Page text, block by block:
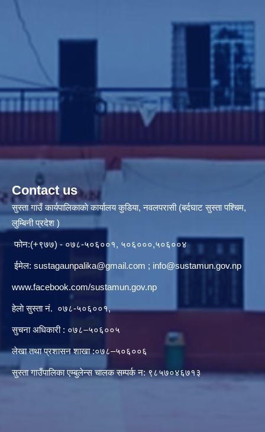
Contact us
सुस्ता गाउँ कार्यपालिकाकाे कार्यालय कुडिया, नवलपरासी (बर्दघाट सुस्ता पश्चिम,
लुम्बिनी प्रदेश )
फोन:(+९७७) - ०७८-५०६००१, ५०६०००,५०६००४
ईमेल: sustagaunpalika@gmail.com ; info@sustamun.gov.np
www.facebook.com/sustamun.gov.np
हेलाे सुस्ता नं. ०७८-५०६००१,
सुचना अधिकारी : ०७८–५०६००५
लेखा तथा प्रशासन शाखा :०७८–५०६००६
सुस्ता गाउँपालिका एम्बुलेन्स चालक सम्पर्क न‌‍: ९८५७०४६७१३